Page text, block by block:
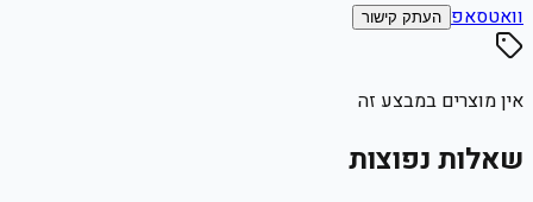
וואטסאפ העתק קישור
אין מוצרים במבצע זה
שאלות נפוצות